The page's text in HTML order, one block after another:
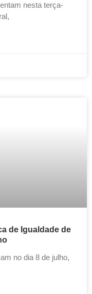
nesta terça-
de Igualdade de
no dia 8 de julho,